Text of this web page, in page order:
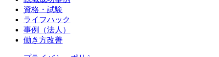
資格・試験
ライフハック
事例（法人）
働き方改善